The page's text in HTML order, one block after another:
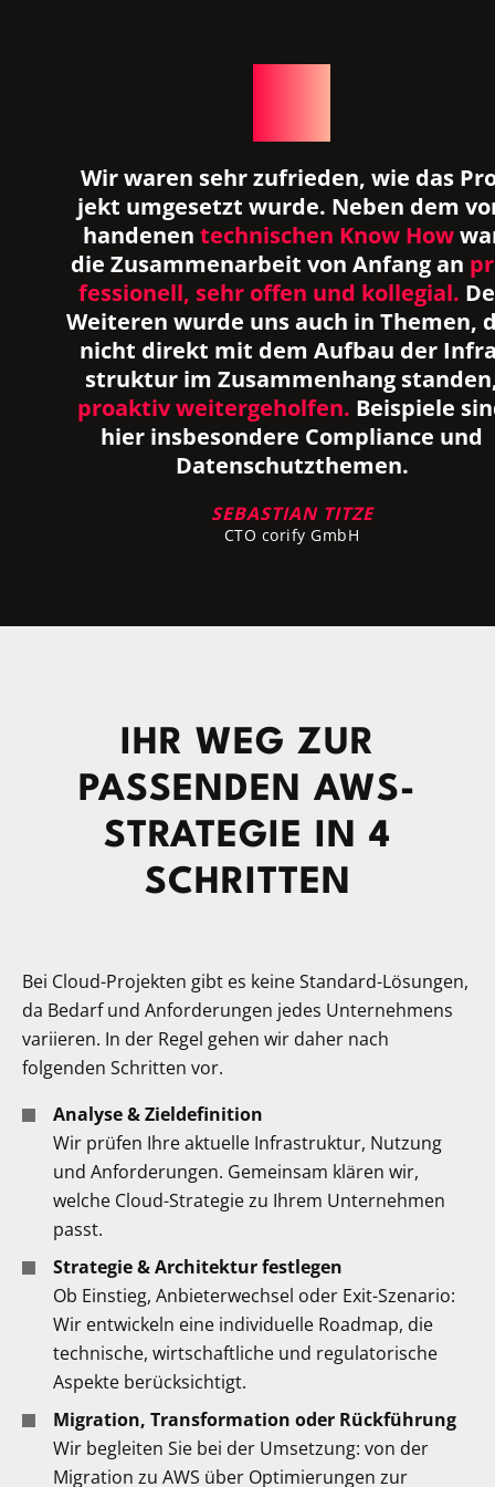
Wir waren sehr zufrie­den, wie das
jekt umge­setzt wurde. Neben dem
han­de­nen tech­ni­schen Know How
die Zusam­men­ar­beit von Anfang an
fes­sio­nell, sehr offen und kol­le­gial.
Wei­te­ren wurde uns auch in The­men,
nicht direkt mit dem Auf­bau der
struk­tur im Zusam­men­hang
pro­ak­tiv wei­ter­ge­hol­fen. Bei­spiele
hier ins­be­son­dere Com­p­li­ance und
Daten­schutzthemen.
SEBASTIAN TITZE
CTO corify GmbH
IHR WEG ZUR
PASSENDEN AWS-
STRATEGIE IN 4
SCHRITTEN
Bei Cloud-Projekten gibt es keine Standard-Lösungen,
da Bedarf und Anforderungen jedes Unternehmens
variieren. In der Regel gehen wir daher nach
folgenden Schritten vor.
Analyse & Zieldefinition
Wir prüfen Ihre aktuelle Infrastruktur, Nutzung
und Anforderungen. Gemeinsam klären wir,
welche Cloud-Strategie zu Ihrem Unternehmen
passt.
Strategie & Architektur festlegen
Ob Einstieg, Anbieterwechsel oder Exit-Szenario:
Wir entwickeln eine individuelle Roadmap, die
technische, wirtschaftliche und regulatorische
Aspekte berücksichtigt.
Migration, Transformation oder Rückführung
Wir begleiten Sie bei der Umsetzung: von der
Migration zu AWS über Optimierungen zur